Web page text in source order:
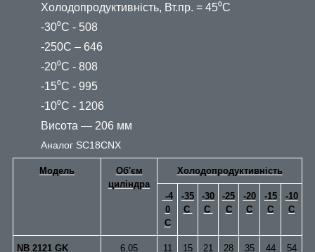
Холодопродуктивність, Вт.пр. = 45⁰С
-30⁰С - 508
-250С – 646
-20⁰С - 808
-15⁰С - 995
-10⁰С - 1206
Висота — 206 мм
Аналог SC18CNX
Модель
Об'єм
циліндра
Холодопродуктивність
-4
0
C
-35
С
-30
C
-25
С
-20
C
-15
C
-10
C
NB 2121 GK 6,05 11 15 21 28 35 44 54